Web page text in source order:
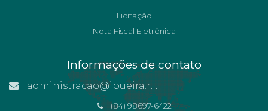
Licitação
Nota Fiscal Eletrônica
Informações de contato
administracao@ipueira.rn.gov.br
(84) 98697-6422